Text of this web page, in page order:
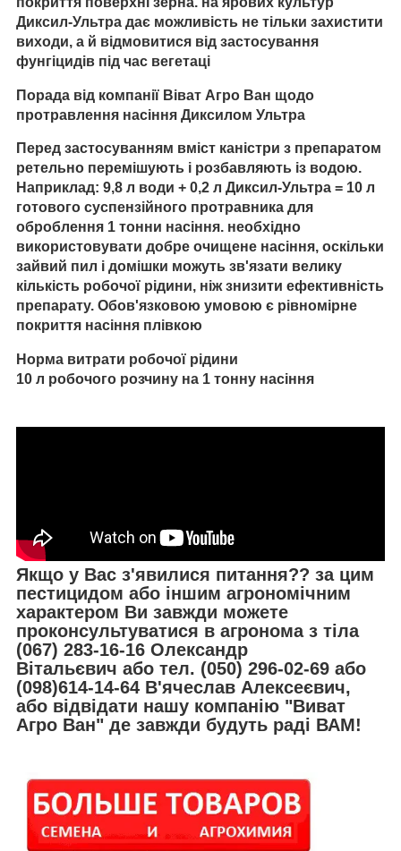
Диксил-Ультра дає можливість не тільки захистити
виходи, а й відмовитися від застосування
фунгіцидів під час вегетаці
Порада від компанії Віват Агро Ван щодо
протравлення насіння Диксилом Ультра
Перед застосуванням вміст каністри з препаратом
ретельно перемішують і розбавляють із водою.
Наприклад: 9,8 л води + 0,2 л Диксил-Ультра = 10 л
готового суспензійного протравника для
оброблення 1 тонни насіння. необхідно
використовувати добре очищене насіння, оскільки
зайвий пил і домішки можуть зв'язати велику
кількість робочої рідини, ніж знизити ефективність
препарату. Обов'язковою умовою є рівномірне
покриття насіння плівкою
Норма витрати робочої рідини
10 л робочого розчину на 1 тонну насіння
Якщо у Вас з'явилися питання?? за цим
пестицидом або іншим агрономічним
характером Ви завжди можете
проконсультуватися в агронома з тіла
(067) 283-16-16 Олександр
Вітальєвич або тел. (050) 296-02-69 або
(098)614-14-64 В'ячеслав Алексеєвич,
або відвідати нашу компанію "Виват
Агро Ван" де завжди будуть раді ВАМ!